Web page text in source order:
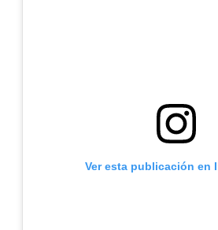
Ver esta publicación en